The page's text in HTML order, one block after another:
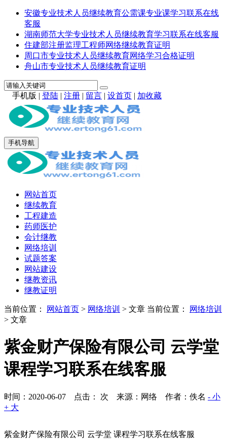
安徽专业技术人员继续教育公需课专业课学习联系在线
客服
湖南师范大学专业技术人员继续教育学习联系在线客服
住建部注册监理工程师网络继续教育证明
周口市专业技术人员继续教育网络学习合格证明
舟山市专业技术人员继续教育证明
手机版 | 登陆 | 注册 | 留言 | 设首页 | 加收藏
手机导航
网站首页
继续教育
工程建造
药师医护
会计继教
网络培训
试题答案
网站建设
继教资讯
继教证明
当前位置： 网站首页 > 网络培训 > 文章 当前位置：
网络培训
> 文章
紫金财产保险有限公司 云学堂
课程学习联系在线客服
时间：2020-06-07 点击： 次 来源：网络 作者：佚名 - 小
+ 大
紫金财产保险有限公司 云学堂 课程学习联系在线客服